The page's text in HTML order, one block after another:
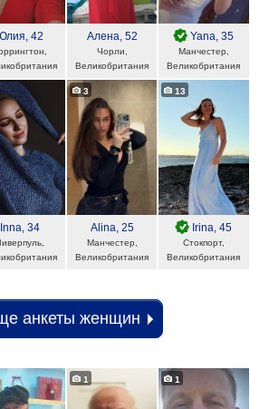
, 42 Алена, 52
Чорли,
Великобритания
Yana, 35
Манчестер,
Великобритания
Inna, 34
3
Alina, 25
Манчестер,
Великобритания
13
Irina, 45
Стокпорт,
Великобритания
анкеты женщин
1 1